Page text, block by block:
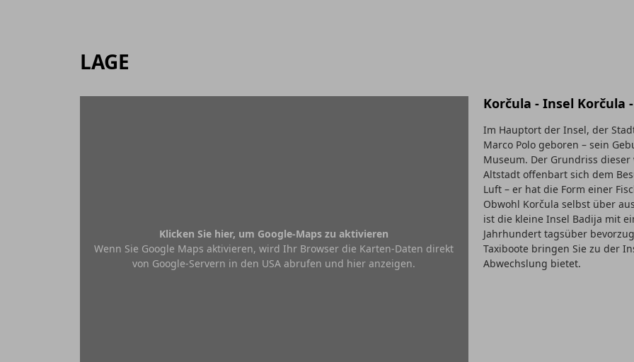
LAGE
Klicken Sie hier, um Google-Maps zu aktivieren
Wenn Sie Google Maps aktivieren, wird Ihr Browser die Karten-Daten direkt
von Google-Servern in den USA abrufen und hier anzeigen.
Korčula - Insel Korčula
Im Hauptort der Insel, der
Marco Polo geboren – sein
Museum. Der Grundriss
Altstadt offenbart sich dem
Luft – er hat die Form einer
Obwohl Korčula selbst über
ist die kleine Insel Badija mit
Jahrhundert tagsüber
Taxiboote bringen Sie zu der
Abwechslung bietet.